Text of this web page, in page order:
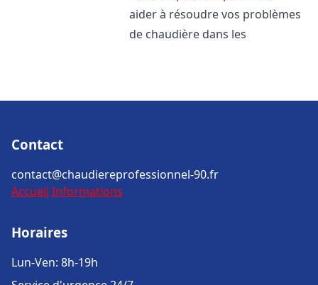
aider à résoudre vos problèmes
de chaudière dans les
Contact
contact@chaudiereprofessionnel-90.fr
Accueil Informations
Horaires
Lun-Ven: 8h-19h